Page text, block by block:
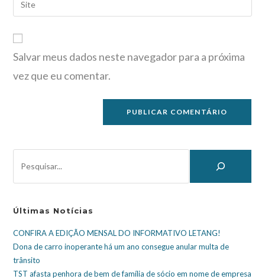
Salvar meus dados neste navegador para a próxima
vez que eu comentar.
Últimas Notícias
CONFIRA A EDIÇÃO MENSAL DO INFORMATIVO LETANG!
Dona de carro inoperante há um ano consegue anular multa de
trânsito
TST afasta penhora de bem de família de sócio em nome de empresa